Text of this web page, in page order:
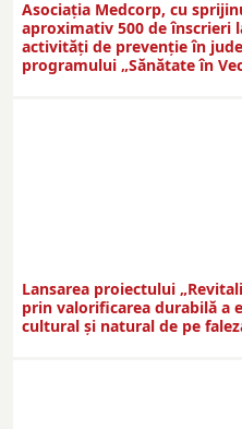
Asociația Medcorp, cu
aproximativ 500 de înscrieri
activități de prevenție în
programului „Sănătate în
Lansarea proiectului
prin valorificarea durabilă a
cultural și natural de pe